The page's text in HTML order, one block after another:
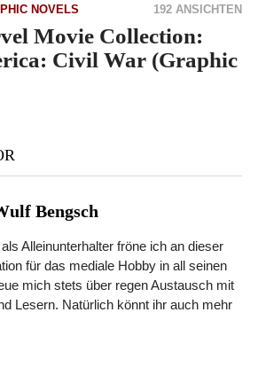
NOVELS 192 ANSICHTEN
Movie Collection:
Civil War (Graphic
Bengsch
Alleinunterhalter fröne ich an dieser
für das mediale Hobby in all seinen
mich stets über regen Austausch mit
Lesern. Natürlich könnt ihr auch mehr